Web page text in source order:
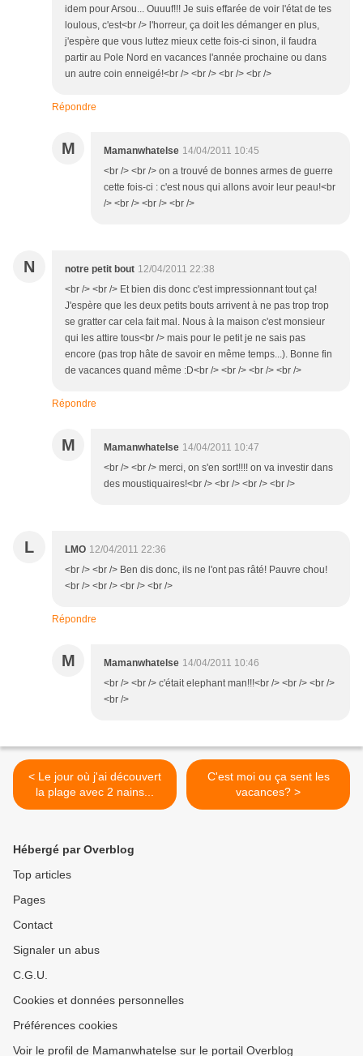
idem pour Arsou... Ouuuf!!! Je suis effarée de voir l'état de tes
loulous, c'est<br /> l'horreur, ça doit les démanger en plus,
j'espère que vous luttez mieux cette fois-ci sinon, il faudra
partir au Pole Nord en vacances l'année prochaine ou dans
un autre coin enneigé!<br /> <br /> <br /> <br />
Répondre
M Mamanwhatelse 14/04/2011 10:45
<br /> <br /> on a trouvé de bonnes armes de guerre
cette fois-ci : c'est nous qui allons avoir leur peau!<br
/> <br /> <br /> <br />
N notre petit bout 12/04/2011 22:38
<br /> <br /> Et bien dis donc c'est impressionnant tout ça!
J'espère que les deux petits bouts arrivent à ne pas trop trop
se gratter car cela fait mal. Nous à la maison c'est monsieur
qui les attire tous<br /> mais pour le petit je ne sais pas
encore (pas trop hâte de savoir en même temps...). Bonne fin
de vacances quand même :D<br /> <br /> <br /> <br />
Répondre
M Mamanwhatelse 14/04/2011 10:47
<br /> <br /> merci, on s'en sort!!!! on va investir dans
des moustiquaires!<br /> <br /> <br /> <br />
L LMO 12/04/2011 22:36
<br /> <br /> Ben dis donc, ils ne l'ont pas râté! Pauvre chou!
<br /> <br /> <br /> <br />
Répondre
M Mamanwhatelse 14/04/2011 10:46
<br /> <br /> c'était elephant man!!!<br /> <br /> <br />
<br />
< Le jour où j'ai découvert
la plage avec 2 nains...
C'est moi ou ça sent les
vacances? >
Hébergé par Overblog
Top articles
Pages
Contact
Signaler un abus
C.G.U.
Cookies et données personnelles
Préférences cookies
Voir le profil de Mamanwhatelse sur le portail Overblog